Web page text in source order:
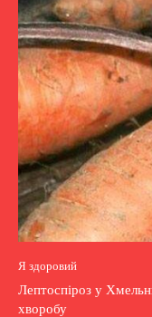
Я здоровий
Лептоспіроз у
хворобу